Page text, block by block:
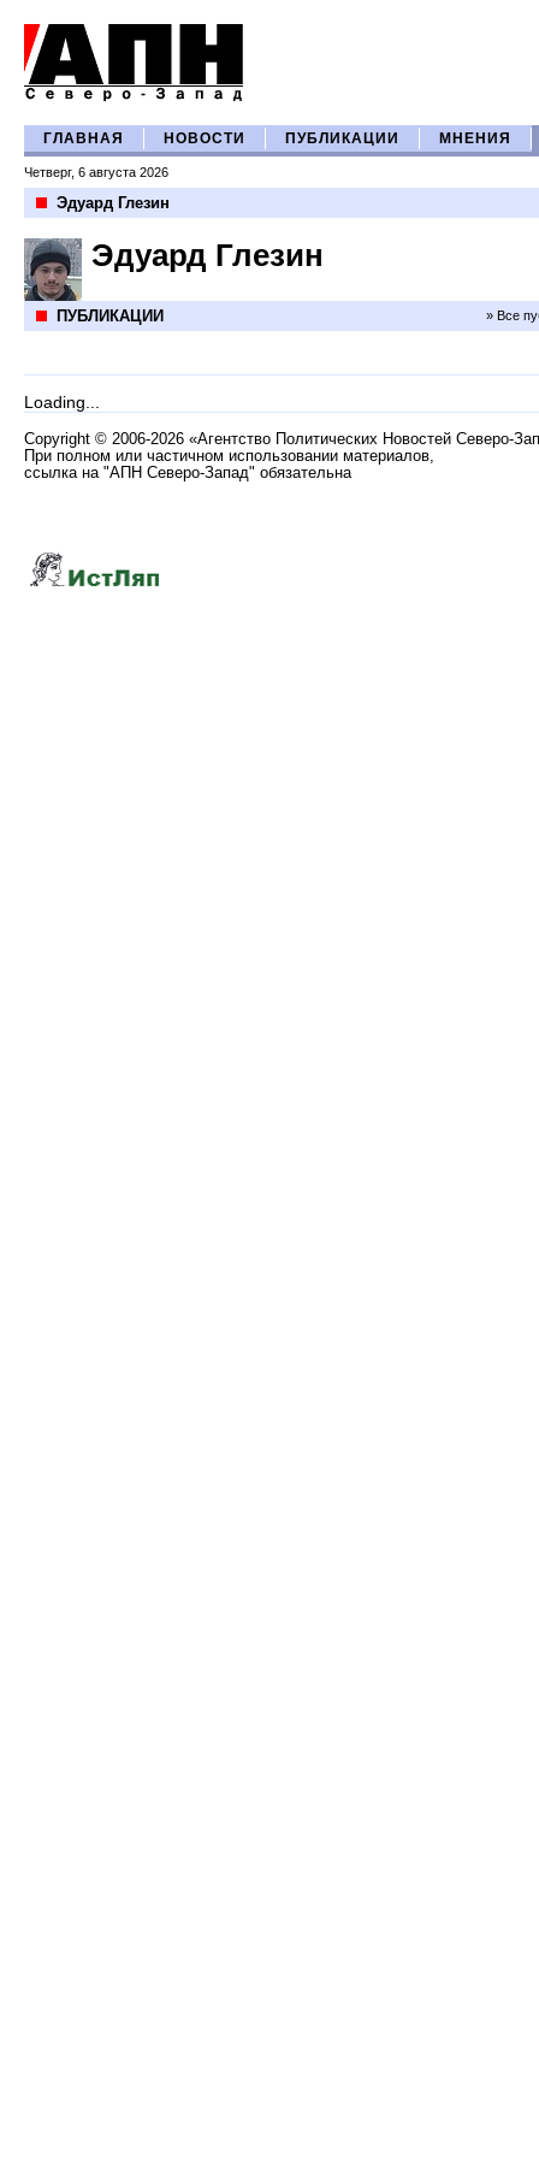
ГЛАВНАЯ НОВОСТИ ПУБЛИКАЦИИ МНЕНИЯ
Четверг, 6 августа 2026
Эдуард Глезин
Эдуард Глезин
ПУБЛИКАЦИИ » Все
Loading...
Copyright © 2006-2026 «Агентство Политических Новостей Северо-
При полном или частичном использовании материалов,
ссылка на "АПН Северо-Запад" обязательна